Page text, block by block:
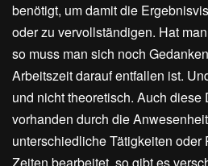
benötigt, um damit die
oder zu vervollständigen. Hat
so muss man sich noch
Arbeitszeit darauf entfallen ist.
und nicht theoretisch. Auch diese
vorhanden durch die
unterschiedliche Tätigkeiten oder